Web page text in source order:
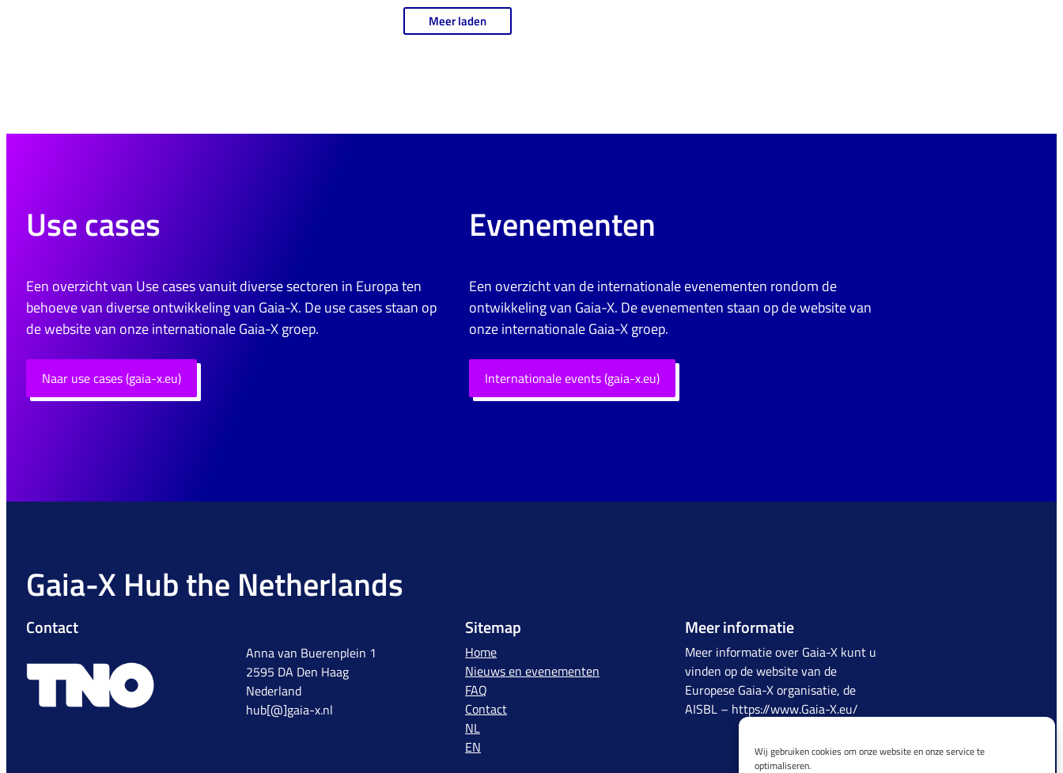
Wij gebruiken cookies om onze website en onze service te
optimaliseren.
Meer laden
Use cases
Een overzicht van Use cases vanuit diverse sectoren in Europa ten
behoeve van diverse ontwikkeling van Gaia-X. De use cases staan op
de website van onze internationale Gaia-X groep.
Naar use cases (gaia-x.eu)
Evenementen
Een overzicht van de internationale evenementen rondom de
ontwikkeling van Gaia-X. De evenementen staan op de website van
onze internationale Gaia-X groep.
Internationale events (gaia-x.eu)
Gaia-X Hub the Netherlands
Contact
Anna van Buerenplein 1
2595 DA Den Haag
Nederland
hub[@]gaia-x.nl
Sitemap
Home
Nieuws en evenementen
FAQ
Contact
NL
EN
Meer informatie
Meer informatie over Gaia-X kunt u
vinden op de website van de
Europese Gaia-X organisatie, de
AISBL – https://www.Gaia-X.eu/